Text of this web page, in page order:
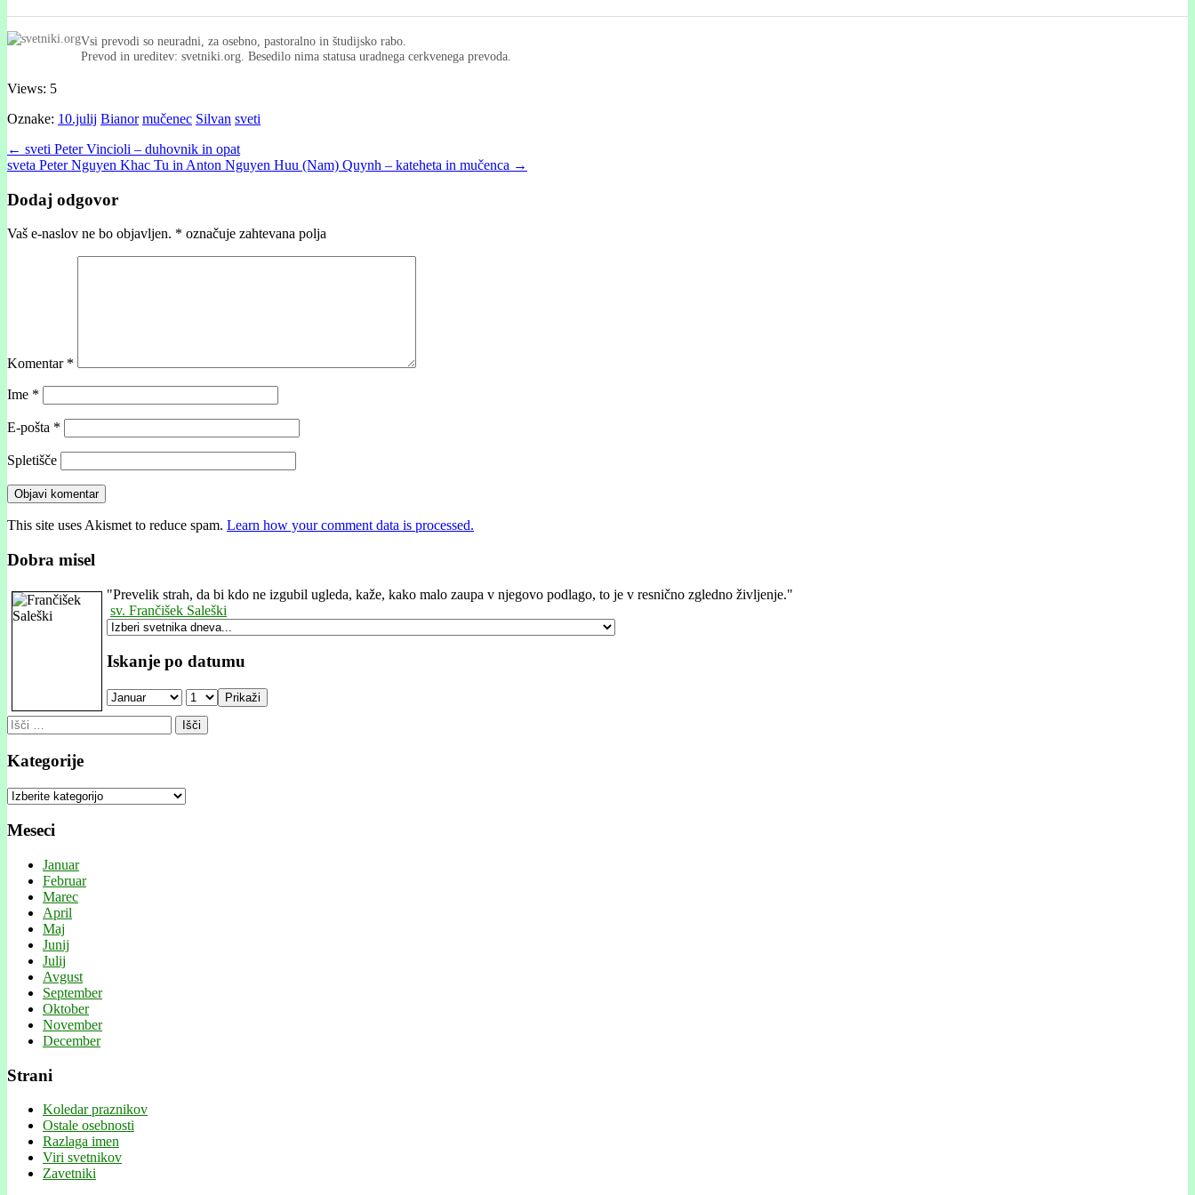
Vsi prevodi so neuradni, za osebno, pastoralno in študijsko rabo.
Prevod in ureditev: svetniki.org. Besedilo nima statusa uradnega cerkvenega prevoda.
Views: 5
Oznake: 10.julij Bianor mučenec Silvan sveti
Post
navigation
← sveti Peter Vincioli – duhovnik in opat
sveta Peter Nguyen Khac Tu in Anton Nguyen Huu (Nam) Quynh – kateheta in mučenca →
Dodaj odgovor
Vaš e-naslov ne bo objavljen. * označuje zahtevana polja
Komentar *
Ime *
E-pošta *
Spletišče
This site uses Akismet to reduce spam. Learn how your comment data is processed.
Dobra misel
"Prevelik strah, da bi kdo ne izgubil ugleda, kaže, kako malo zaupa v njegovo podlago, to je v resnično zgledno življenje."
sv. Frančišek Saleški
Iskanje po datumu
Prikaži
Išči:
Kategorije
Kategorije
Meseci
Januar
Februar
Marec
April
Maj
Junij
Julij
Avgust
September
Oktober
November
December
Strani
Koledar praznikov
Ostale osebnosti
Razlaga imen
Viri svetnikov
Zavetniki